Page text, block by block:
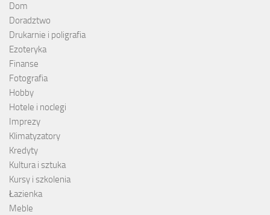
Dom
Doradztwo
Drukarnie i poligrafia
Ezoteryka
Finanse
Fotografia
Hobby
Hotele i noclegi
Imprezy
Klimatyzatory
Kredyty
Kultura i sztuka
Kursy i szkolenia
Łazienka
Meble